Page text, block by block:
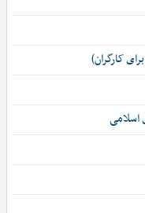
کارگران)
اسلامی